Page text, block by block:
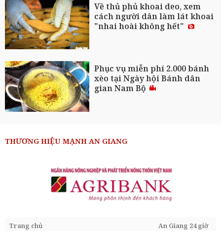
Về thủ phủ khoai deo, xem
cách người dân làm lát khoai
"nhai hoài không hết"
Phục vụ miễn phí 2.000 bánh
xèo tại Ngày hội Bánh dân
gian Nam Bộ
THƯƠNG HIỆU MẠNH AN GIANG
Trang chủ
An Giang 24 giờ